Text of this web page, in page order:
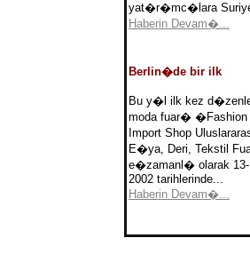
yat�r�mc�lara
Haberin Devam�...
Berlin�de bir ilk
Bu y�l ilk kez
moda fuar�
Import Shop
E�ya, Deri, Tekstil
e�zamanl� olarak
2002 tarihlerinde...
Haberin Devam�...